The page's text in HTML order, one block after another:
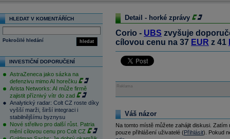
HLEDAT V KOMENTÁŘÍCH
hledat
Pokročilé hledání
INVESTIČNÍ DOPORUČENÍ
AstraZeneca jako sázka na
defenzivu mimo AI horečku
Arista Networks: AI může firmě
zajistit příznivý vítr do zad
Analytický radar: Colt CZ roste díky
vyšší marži, širší integraci i
stabilnějšímu byznysu
Nové střelivo pro další růst. Patria
mění cílovou cenu pro Colt CZ
Detail - horké zprávy
Corio - UBS zvyšuje
cílovou cenu na 37 EUR z 41
Reklama
Váš názor
Na tomto místě můžete zahájit diskusi.
pouze přihlášení uživatelé (Přihlásit). Pokud